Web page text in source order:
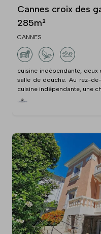
Cannes croix des
285m²
CANNES
cuisine indépendante, deux
salle de douche. Au rez-
cuisine indépendante, une